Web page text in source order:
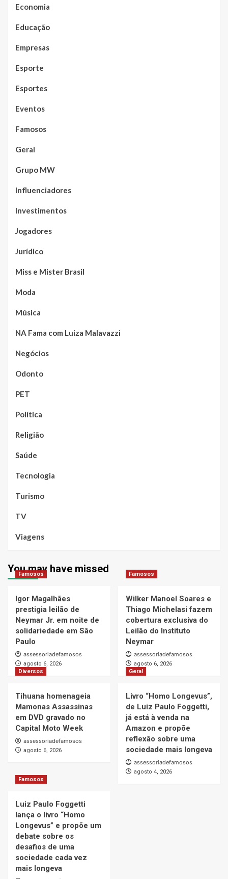
Economia
Educação
Empresas
Esporte
Esportes
Eventos
Famosos
Geral
Grupo MW
Influenciadores
Investimentos
Jogadores
Jurídico
Miss e Mister Brasil
Moda
Música
NA Fama com Luiza Malavazzi
Negócios
Odonto
PET
Política
Religião
Saúde
Tecnologia
Turismo
TV
Viagens
You may have missed
Famosos
Igor Magalhães
prestigia leilão de
Neymar Jr. em noite de
solidariedade em São
Paulo
assessoriadefamosos
agosto 6, 2026
Famosos
Wilker Manoel Soares e
Thiago Michelasi fazem
cobertura exclusiva do
Leilão do Instituto
Neymar
assessoriadefamosos
agosto 6, 2026
Diversos
Tihuana homenageia
Mamonas Assassinas
em DVD gravado no
Capital Moto Week
assessoriadefamosos
agosto 6, 2026
Geral
Livro “Homo Longevus”,
de Luiz Paulo Foggetti,
já está à venda na
Amazon e propõe
reflexão sobre uma
sociedade mais longeva
assessoriadefamosos
agosto 4, 2026
Famosos
Luiz Paulo Foggetti
lança o livro “Homo
Longevus” e propõe um
debate sobre os
desafios de uma
sociedade cada vez
mais longeva